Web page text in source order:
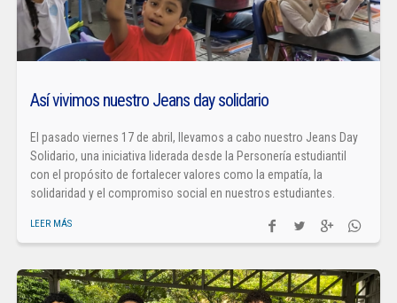
Así vivimos nuestro Jeans day solidario
El pasado viernes 17 de abril, llevamos a cabo nuestro Jeans Day
Solidario, una iniciativa liderada desde la Personería estudiantil
con el propósito de fortalecer valores como la empatía, la
solidaridad y el compromiso social en nuestros estudiantes.
LEER MÁS